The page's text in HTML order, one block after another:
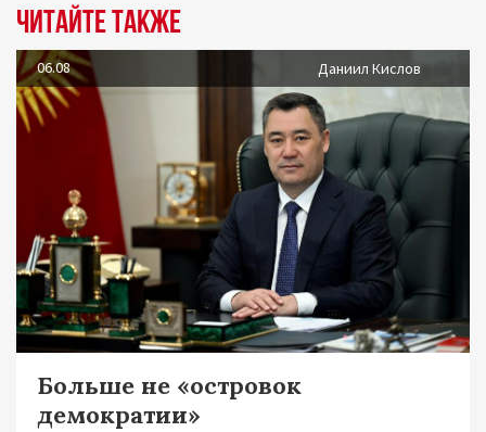
Читайте также
06.08 Даниил Кислов
Больше не «островок
демократии»